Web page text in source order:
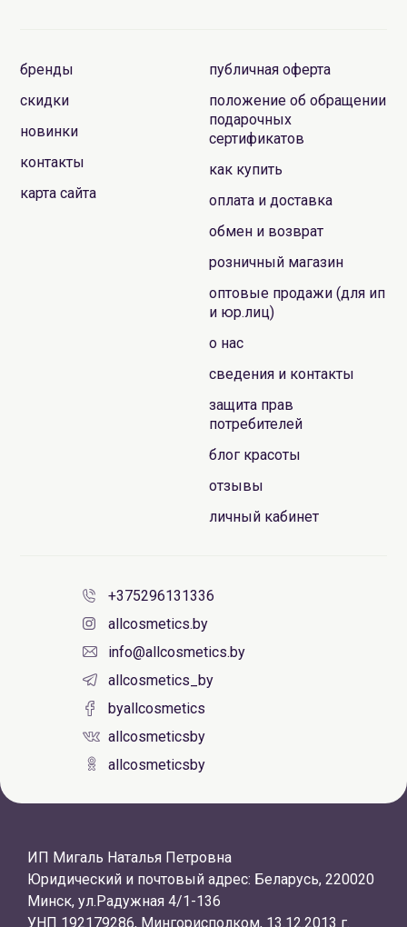
бренды
скидки
новинки
контакты
карта сайта
публичная оферта
положение об обращении
подарочных
сертификатов
как купить
оплата и доставка
обмен и возврат
розничный магазин
оптовые продажи (для ип
и юр.лиц)
о нас
сведения и контакты
защита прав
потребителей
блог красоты
отзывы
личный кабинет
+375296131336
allcosmetics.by
info@allcosmetics.by
allcosmetics_by
byallcosmetics
allcosmeticsby
allcosmeticsby
ИП Мигаль Наталья Петровна
Юридический и почтовый адрес: Беларусь, 220020
Минск, ул.Радужная 4/1-136
УНП 192179286, Мингорисполком, 13.12.2013 г.